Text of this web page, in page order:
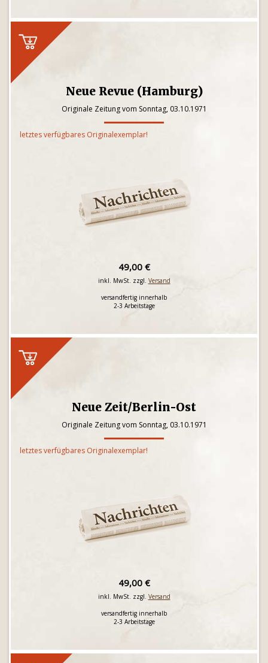
Neue Revue (Hamburg)
Originale Zeitung vom Sonntag, 03.10.1971
letztes verfügbares Originalexemplar!
49,00 €
inkl. MwSt. zzgl. Versand
versandfertig innerhalb
2-3 Arbeitstage
Neue Zeit/Berlin-Ost
Originale Zeitung vom Sonntag, 03.10.1971
letztes verfügbares Originalexemplar!
49,00 €
inkl. MwSt. zzgl. Versand
versandfertig innerhalb
2-3 Arbeitstage